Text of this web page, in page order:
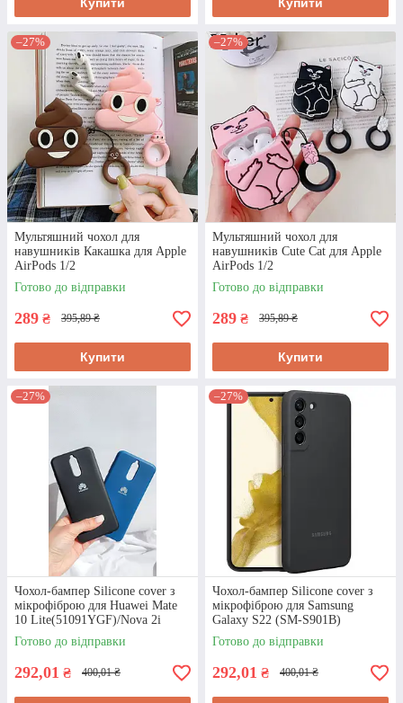
Купити Купити
–27%
Мультяшний чохол для
навушників Какашка для Apple
AirPods 1/2
Готово до відправки
289 ₴ 395,89 ₴
Купити
–27%
Мультяшний чохол для
навушників Cute Cat для Apple
AirPods 1/2
Готово до відправки
289 ₴ 395,89 ₴
Купити
–27%
Чохол-бампер Silicone cover з
мікрофіброю для Huawei Mate
10 Lite(51091YGF)/Nova 2i
Готово до відправки
292,01 ₴ 400,01 ₴
–27%
Чохол-бампер Silicone cover з
мікрофіброю для Samsung
Galaxy S22 (SM-S901B)
Готово до відправки
292,01 ₴ 400,01 ₴